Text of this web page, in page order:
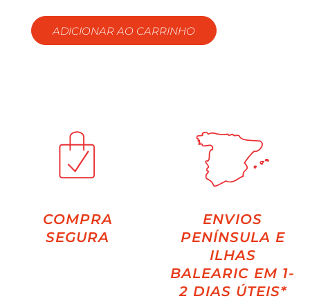
ADICIONAR AO CARRINHO
COMPRA
SEGURA
ENVIOS
PENÍNSULA E
ILHAS
BALEARIC EM 1-
2 DIAS ÚTEIS*